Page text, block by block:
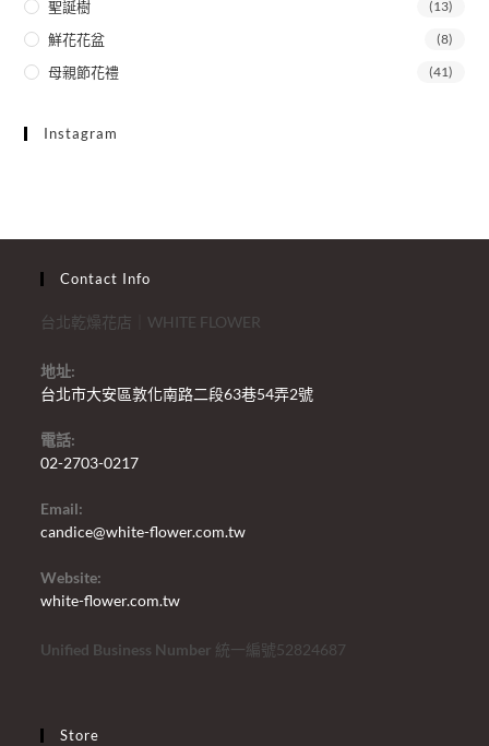
聖誕樹 (13)
鮮花花盆 (8)
母親節花禮 (41)
Instagram
Contact Info
台北乾燥花店｜WHITE FLOWER
地址:
台北市大安區敦化南路二段63巷54弄2號
電話:
02-2703-0217
Email:
candice@white-flower.com.tw
Website:
white-flower.com.tw
Unified Business Number 統一編號52824687
Store